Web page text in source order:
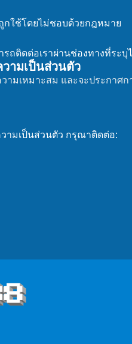
ใช้โดยไม่ชอบด้วยกฎหมาย
ติดต่อเราผ่านช่องทางที่ระบุ
ามเป็นส่วนตัว
ามเหมาะสม และจะประกาศ
ามเป็นส่วนตัว กรุณาติดต่อ: